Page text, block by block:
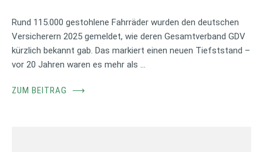
Rund 115.000 gestohlene Fahrräder wurden den deutschen
Versicherern 2025 gemeldet, wie deren Gesamtverband GDV
kürzlich bekannt gab. Das markiert einen neuen Tiefststand –
vor 20 Jahren waren es mehr als …
ZUM BEITRAG ⟶